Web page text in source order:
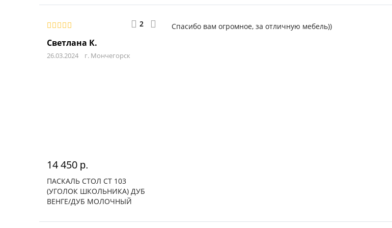
Светлана К.
26.03.2024 г. Мончегорск
2
14 450 р.
ПАСКАЛЬ СТОЛ СТ 103
(УГОЛОК ШКОЛЬНИКА) ДУБ
ВЕНГЕ/ДУБ МОЛОЧНЫЙ
Спасибо вам огромное, за отличную мебель))